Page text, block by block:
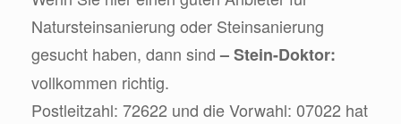
Natursteinsanierung oder Steinsanierung
gesucht haben, dann sind– Stein-Doktor:
vollkommen richtig.
Postleitzahl: 72622 und die Vorwahl: 07022 hat